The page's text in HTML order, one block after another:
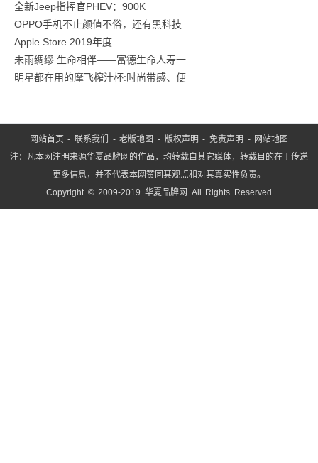
结
全新Jeep指挥官PHEV：900K
OPPO手机不止颜值不俗，还有黑科技
Apple Store 2019年度
未雨绸缪 生命相伴——富德生命人寿一
明星都在用的摩飞榨汁杯:时尚带感、便
网站首页 - 联系我们 -老版地图 - 版权声明 -免责声明 - 网站地图
注：凡本网注明来源华夏品牌网的作品，均转载自其它媒体，转载目的在于传递
更多信息，并不代表本网赞同其观点和对其真实性负责。
Copyright © 2009-2019 华夏品牌网 All Rights Reserved